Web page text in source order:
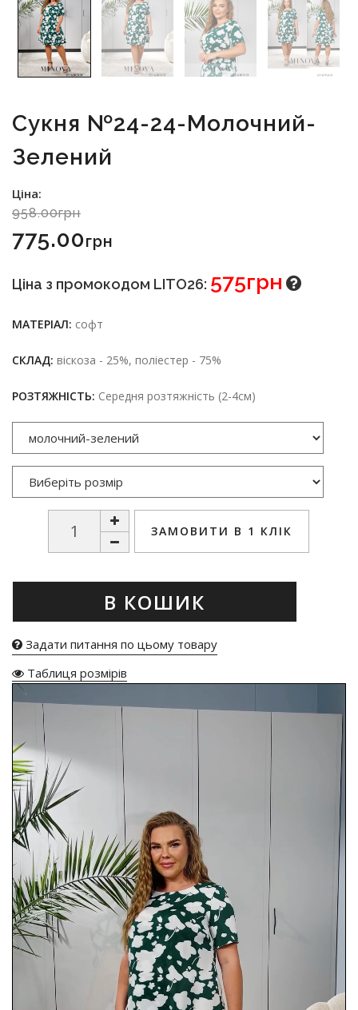
Сукня №24-24-Молочний-
Зелений
Ціна:
958.00грн
775.00Грн
Ціна з промокодом LITO26: 575грн
МАТЕРІАЛ: софт
СКЛАД: віскоза - 25%, поліестер - 75%
РОЗТЯЖНІСТЬ: Середня розтяжність (2-4см)
ЗАМОВИТИ В 1 КЛІК
В КОШИК
Задати питання по цьому товару
Таблиця розмірів